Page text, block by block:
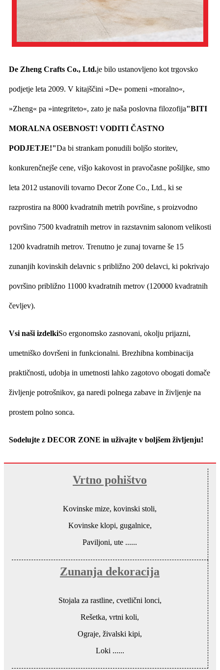
De Zheng Crafts Co., Ltd.je bilo ustanovljeno kot trgovsko
podjetje leta 2009. V kitajščini »De« pomeni »moralno«,
»Zheng« pa »integriteto«, zato je naša poslovna filozofija"BITI
MORALNA OSEBNOST! VODITI ČASTNO
PODJETJE!"Da bi strankam ponudili boljšo storitev,
konkurenčnejše cene, višjo kakovost in pravočasne pošiljke, smo
leta 2012 ustanovili tovarno Decor Zone Co., Ltd., ki se
razprostira na 8000 kvadratnih metrih površine, s proizvodno
površino 7500 kvadratnih metrov in razstavnim salonom velikosti
1200 kvadratnih metrov. Trenutno je zunaj tovarne še 15
zunanjih kovinskih delavnic s približno 200 delavci, ki pokrivajo
površino približno 11000 kvadratnih metrov (120000 kvadratnih
čevljev).
Vsi naši izdelkiSo ergonomsko zasnovani, okolju prijazni,
umetniško dovršeni in funkcionalni. Brezhibna kombinacija
praktičnosti, udobja in umetnosti lahko zagotovo obogati domače
življenje potrošnikov, ga naredi polnega zabave in življenje na
prostem polno sonca.
Sodelujte z DECOR ZONE in uživajte v boljšem življenju!
Vrtno pohištvo
Kovinske mize, kovinski stoli,
Kovinske klopi, gugalnice,
Paviljoni, ute ......
Zunanja dekoracija
Stojala za rastline, cvetlični lonci,
Rešetka, vrtni koli,
Ograje, živalski kipi,
Loki ......